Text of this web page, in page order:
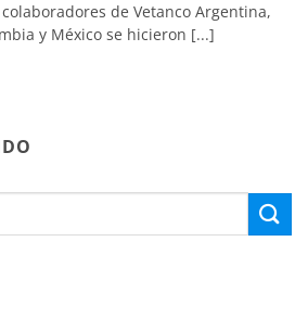
de Vetanco Argentina,
y México se hicieron [...]